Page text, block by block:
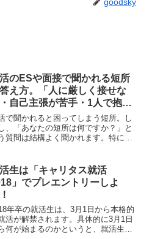
goodsky
のESや面接で聞かれる短所
え方。「人に厳しく接せな
自己主張が苦手・1人で抱え
」はこう答えた。
で聞かれると困ってしまう短所。し
、「あなたの短所は何ですか？」と
質問は結構よく聞かれます。特にエ
所」は用意をしておかなければなら
事項なのです。さて、私...
生は「キャリタス就活
」でプレエントリーしよ
年卒の就活生は、3月1日から本格的
活が解禁されます。具体的に3月1日
何が始まるのかというと、就活生は